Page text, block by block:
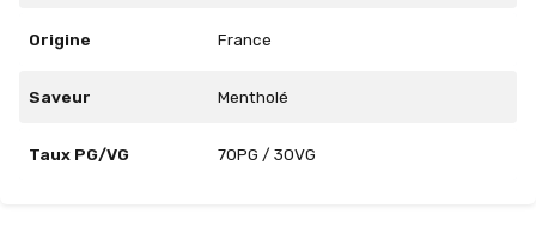
Origine France
Saveur Mentholé
Taux PG/VG 70PG / 30VG